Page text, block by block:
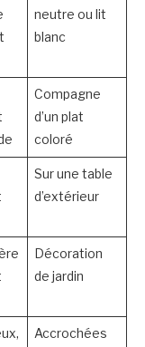
neutre ou lit
blanc
Compagne
d’un plat
coloré
Sur une table
d’extérieur
Décoration
de jardin
Accrochées